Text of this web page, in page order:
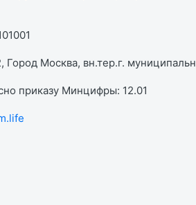
Москва, вн.тер.г.
приказу Минцифры: 12.01